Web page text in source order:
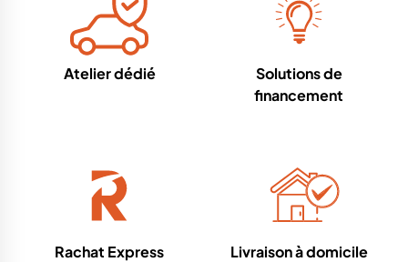
Atelier dédié
Solutions de
financement
Rachat Express Livraison à domicile